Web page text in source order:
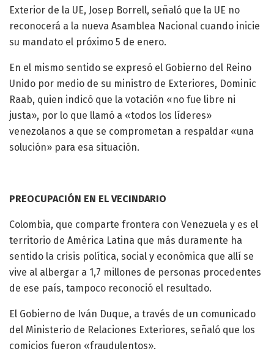
Exterior de la UE, Josep Borrell, señaló que la UE no
reconocerá a la nueva Asamblea Nacional cuando inicie
su mandato el próximo 5 de enero.
En el mismo sentido se expresó el Gobierno del Reino
Unido por medio de su ministro de Exteriores, Dominic
Raab, quien indicó que la votación «no fue libre ni
justa», por lo que llamó a «todos los líderes»
venezolanos a que se comprometan a respaldar «una
solución» para esa situación.
PREOCUPACIÓN EN EL VECINDARIO
Colombia, que comparte frontera con Venezuela y es el
territorio de América Latina que más duramente ha
sentido la crisis política, social y económica que allí se
vive al albergar a 1,7 millones de personas procedentes
de ese país, tampoco reconoció el resultado.
El Gobierno de Iván Duque, a través de un comunicado
del Ministerio de Relaciones Exteriores, señaló que los
comicios fueron «fraudulentos».